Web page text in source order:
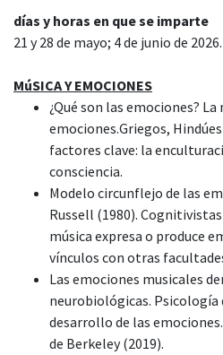
días y horas en que se imparte
21 y 28 de mayo; 4 de junio de
MúSICA Y EMOCIONES
¿Qué son las emociones?
emociones.Griegos,
factores clave: la
consciencia.
Modelo circunflejo de las
Russell (1980).
música expresa o produce
vínculos con otras
Las emociones musicales
neurobiológicas. Psicología
desarrollo de las
de Berkeley (2019).